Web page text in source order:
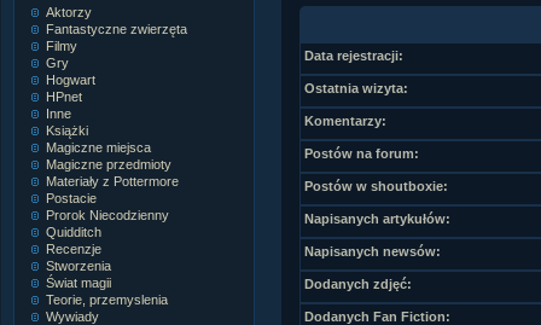
Aktorzy
Fantastyczne zwierzęta
Filmy
Gry
Hogwart
HPnet
Inne
Książki
Magiczne miejsca
Magiczne przedmioty
Materiały z Pottermore
Postacie
Prorok Niecodzienny
Quidditch
Recenzje
Stworzenia
Świat magii
Teorie, przemyslenia
Wywiady
Data rejestracji:
Ostatnia wizyta:
Komentarzy:
Postów na forum:
Postów w shoutboxie:
Napisanych artykułów:
Napisanych newsów:
Dodanych zdjęć:
Dodanych Fan Fiction: